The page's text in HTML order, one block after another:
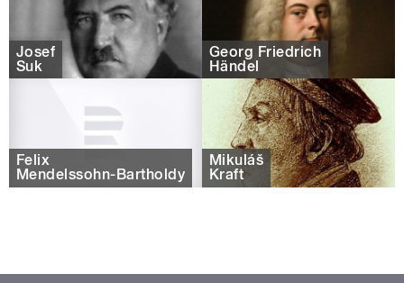
Josef
Suk
Georg Friedrich
Händel
Felix
Mendelssohn-Bartholdy
Mikuláš
Kraft